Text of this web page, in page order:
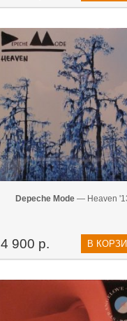
Depeche Mode — Heaven
4 900 р. В